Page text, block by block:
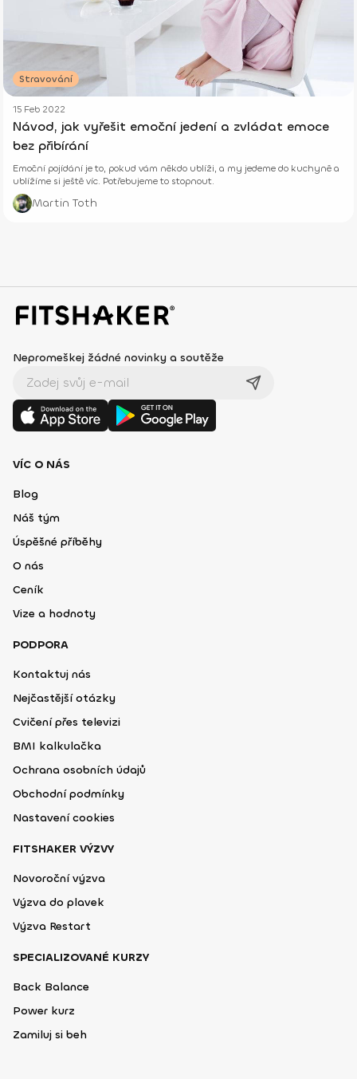
Stravování
15 Feb 2022
Návod, jak vyřešit emoční jedení a zvládat emoce
bez přibírání
Emoční pojídání je to, pokud vám někdo ublíži, a my jedeme do kuchyně a
ublížíme si ještě víc. Potřebujeme to stopnout.
Martin Toth
Nepromeškej žádné novinky a soutěže
VÍC O NÁS
Blog
Náš tým
Úspěšné příběhy
O nás
Ceník
Vize a hodnoty
PODPORA
Kontaktuj nás
Nejčastější otázky
Cvičení přes televizi
BMI kalkulačka
Ochrana osobních údajů
Obchodní podmínky
Nastavení cookies
FITSHAKER VÝZVY
Novoroční výzva
Výzva do plavek
Výzva Restart
SPECIALIZOVANÉ KURZY
Back Balance
Power kurz
Zamiluj si beh